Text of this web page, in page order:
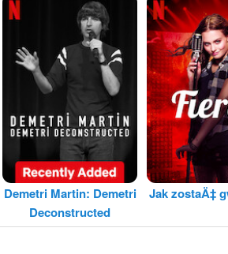
Demetri Martin: Demetri
Deconstructed
Jak zostaÄ‡